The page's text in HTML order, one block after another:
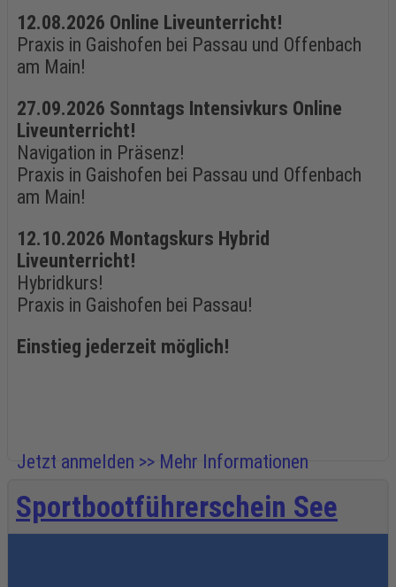
12.08.2026 Online Liveunterricht!
Praxis in Gaishofen bei Passau und Offenbach
am Main!
27.09.2026 Sonntags Intensivkurs Online
Liveunterricht!
Navigation in Präsenz!
Praxis in Gaishofen bei Passau und Offenbach
am Main!
12.10.2026 Montagskurs Hybrid
Liveunterricht!
Hybridkurs!
Praxis in Gaishofen bei Passau!
Einstieg jederzeit möglich!
Jetzt anmelden >> Mehr Informationen
Sportbootführerschein See